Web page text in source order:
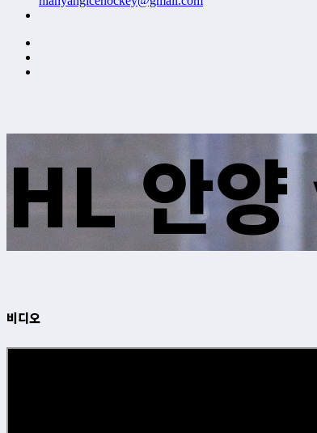
HL 안
비디오